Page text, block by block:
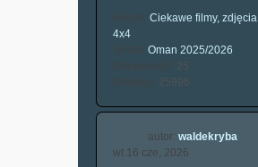
Ciekawe filmy, zdjęcia
4x4
Oman 2025/2026
25
25996
autor: waldekryba
wt 16 cze, 2026